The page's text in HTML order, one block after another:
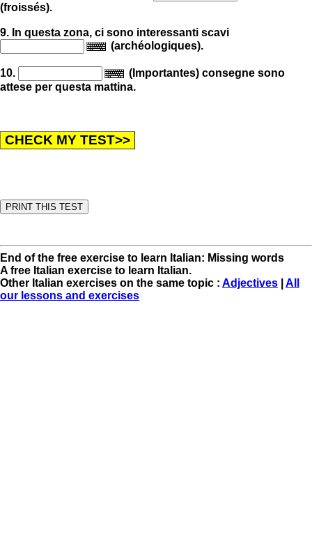
(froissés).
9. In questa zona, ci sono interessanti scavi
(archéologiques).
10.
(Importantes) consegne sono
attese per questa mattina.
End of the free exercise to learn Italian: Missing words
A free Italian exercise to learn Italian.
Other Italian exercises on the same topic : Adjectives
All
our lessons and exercises